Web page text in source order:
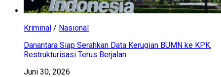
Kriminal / Nasional
Danantara Siap Serahkan Data Kerugian BUMN ke KPK,
Restrukturisasi Terus Berjalan
Juni 30, 2026